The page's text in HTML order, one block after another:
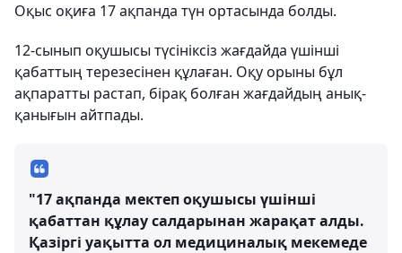
Оқыс оқиға 17 ақпанда түн ортасында болды.
12-сынып оқушысы түсініксіз жағдайда үшінші
қабаттың терезесінен құлаған. Оқу орыны бұл
ақпаратты растап, бірақ болған жағдайдың анық-
қанығын айтпады.
"17 ақпанда мектеп оқушысы үшінші
қабаттан құлау салдарынан жарақат алды.
Қазіргі уақытта ол медициналық мекемеде